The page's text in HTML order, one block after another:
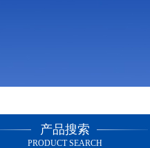
产品搜索
PRODUCT SEARCH